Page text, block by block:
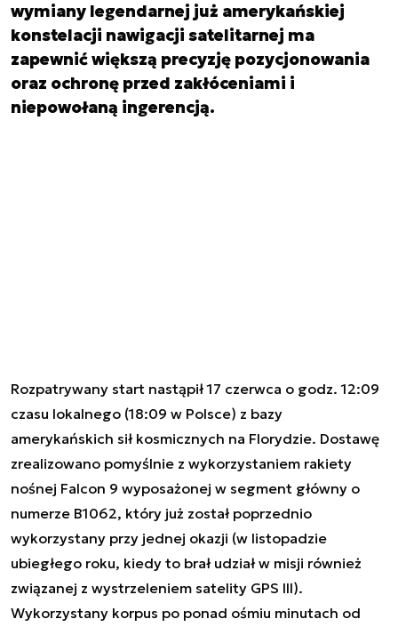
wymiany legendarnej już amerykańskiej
konstelacji nawigacji satelitarnej ma
zapewnić większą precyzję pozycjonowania
oraz ochronę przed zakłóceniami i
niepowołaną ingerencją.
Rozpatrywany start nastąpił 17 czerwca o godz. 12:09
czasu lokalnego (18:09 w Polsce) z bazy
amerykańskich sił kosmicznych na Florydzie. Dostawę
zrealizowano pomyślnie z wykorzystaniem rakiety
nośnej Falcon 9 wyposażonej w segment główny o
numerze B1062, który już został poprzednio
wykorzystany przy jednej okazji (w listopadzie
ubiegłego roku, kiedy to brał udział w misji również
związanej z wystrzeleniem satelity GPS III).
Wykorzystany korpus po ponad ośmiu minutach od